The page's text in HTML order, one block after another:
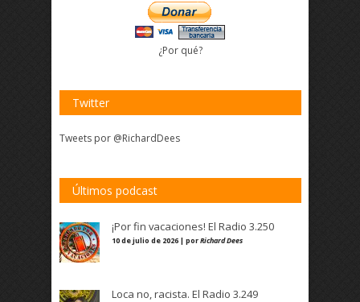
¿Por qué?
Twitter
Tweets por @RichardDees
Últimos podcast
¡Por fin vacaciones! El Radio 3.250
10 de julio de 2026 | porRichard Dees
Loca no, racista. El Radio 3.249